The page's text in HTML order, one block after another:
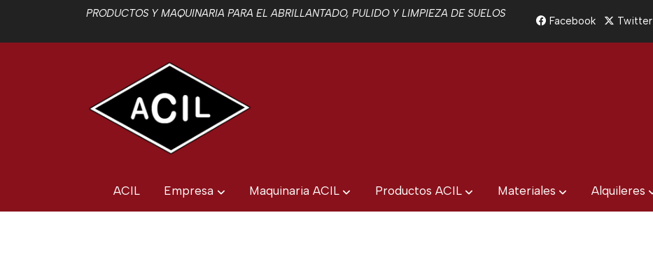
PRODUCTOS Y MAQUINARIA PARA EL ABRILLANTADO, PULIDO Y LIMPIEZA DE SUELOS
Facebook Twitter
ACIL Empresa Maquinaria ACIL Productos ACIL Materiales Alquileres